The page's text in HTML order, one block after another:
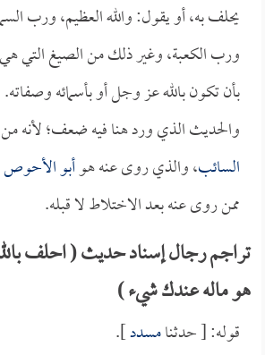
يحلف به، أو يقول: والله العظيم، ورب
ورب الكعبة، وغير ذلك من الصيغ التي
بأن تكون بالله عز وجل أو بأسمائه وصفاته.
والحديث الذي ورد هنا فيه ضعف؛ لأنه
السائب، والذي روى عنه هوأبو
ممن روى عنه بعد الاختلاط لا قبله.
تراجم رجال إسناد حديث ( احلف
هو ماله عندك شيء )
قوله: [ حدثنامسدد].